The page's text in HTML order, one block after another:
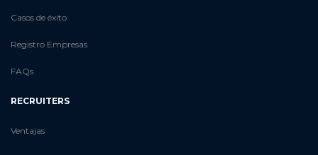
Casos de éxito
Registro Empresas
FAQs
RECRUITERS
Ventajas